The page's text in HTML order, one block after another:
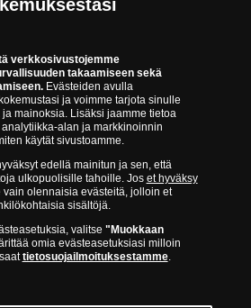
Turvallinen kumppani
Aitous- ja laatutakuu
0 euroa
135 x 74 mm
2026
verkkosivustojemme
takaamiseen sekä
Evästeiden avulla
ja voimme tarjota sinulle
mainoksia. Lisäksi jaamme tietoa
alan ja markkinoinnin
käytät sivustoamme.
edellä mainitun ja sen, että
ulkopuolisille tahoille. Jos et hyväksy
vain olennaisia evästeitä, jolloin et
sisältöjä.
valitse "Muokkaan
omia evästeasetuksiasi milloin
tietosuojailmoituksestamme.